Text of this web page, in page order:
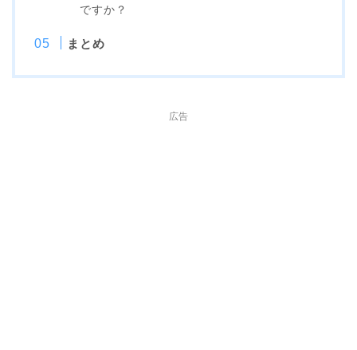
ですか？
まとめ
広告